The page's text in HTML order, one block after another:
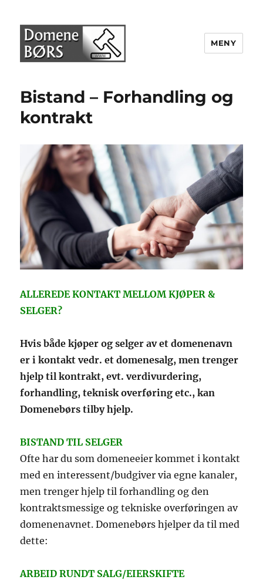
MENY
Bistand – Forhandling og
kontrakt
ALLEREDE KONTAKT MELLOM KJØPER &
SELGER?
Hvis både kjøper og selger av et domenenavn
er i kontakt vedr. et domenesalg, men trenger
hjelp til kontrakt, evt. verdivurdering,
forhandling, teknisk overføring etc., kan
Domenebørs tilby hjelp.
BISTAND TIL SELGER
Ofte har du som domeneeier kommet i kontakt
med en interessent/budgiver via egne kanaler,
men trenger hjelp til forhandling og den
kontraktsmessige og tekniske overføringen av
domenenavnet. Domenebørs hjelper da til med
dette:
ARBEID RUNDT SALG/EIERSKIFTE